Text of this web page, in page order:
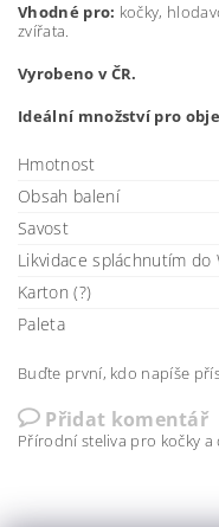
Vhodné pro: kočky,
zvířata.
Vyrobeno v ČR.
Ideální množství pro
Hmotnost
Obsah balení
Savost
Likvidace spláchnutím do
Karton (?)
Paleta
Buďte první, kdo napíše
Přidat komentář
Přírodní steliva pro kočky